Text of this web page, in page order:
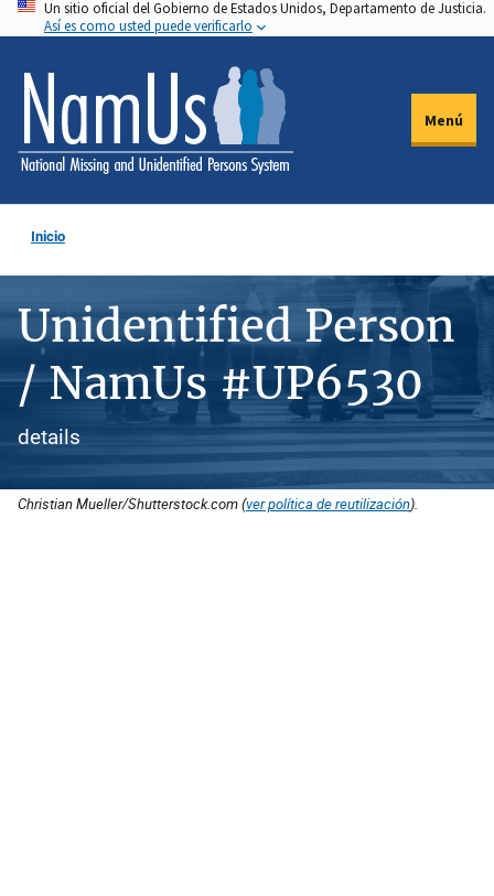
Pasar
al
contenido
principal
Un sitio oficial del Gobierno de Estados Unidos, Departamento de Justicia.
Así es como usted puede verificarlo
Menú
Inicio
Unidentified Person
/ NamUs #UP6530
details
Christian Mueller/Shutterstock.com (ver política de reutilización).